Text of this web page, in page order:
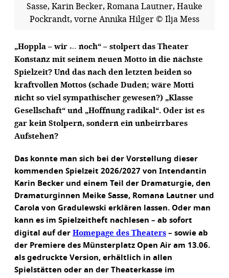
Sasse, Karin Becker, Romana Lautner, Hauke
Pockrandt, vorne Annika Hilger © Ilja Mess
„Hoppla – wir … noch“ – stolpert das Theater
Konstanz mit seinem neuen Motto in die nächste
Spielzeit? Und das nach den letzten beiden so
kraftvollen Mottos (schade Duden; wäre Motti
nicht so viel sympathischer gewesen?) „Klasse
Gesellschaft“ und „Hoffnung radikal“. Oder ist es
gar kein Stolpern, sondern ein unbeirrbares
Aufstehen?
Das konnte man sich bei der Vorstellung dieser
kommenden Spielzeit 2026/2027 von Intendantin
Karin Becker und einem Teil der Dramaturgie, den
Dramaturginnen Meike Sasse, Romana Lautner und
Carola von Gradulewski erklären lassen. Oder man
kann es im Spielzeitheft nachlesen – ab sofort
digital auf der Homepage des Theaters – sowie ab
der Premiere des Münsterplatz Open Air am 13.06.
als gedruckte Version, erhältlich in allen
Spielstätten oder an der Theaterkasse im